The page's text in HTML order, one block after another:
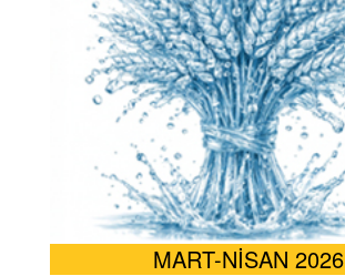
MART-NİSAN 2026